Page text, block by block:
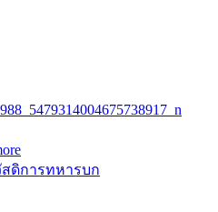
สดิการทหารบก